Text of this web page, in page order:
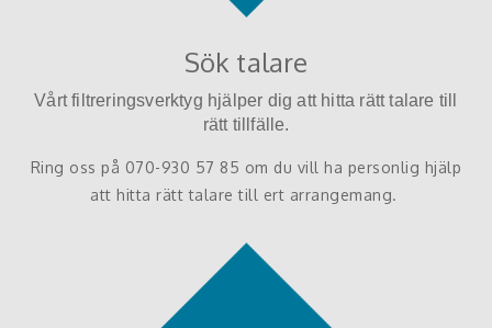
Sök talare
Vårt filtreringsverktyg hjälper dig att hitta rätt talare till
rätt tillfälle.
Ring oss på 070-930 57 85 om du vill ha personlig hjälp
att hitta rätt talare till ert arrangemang.